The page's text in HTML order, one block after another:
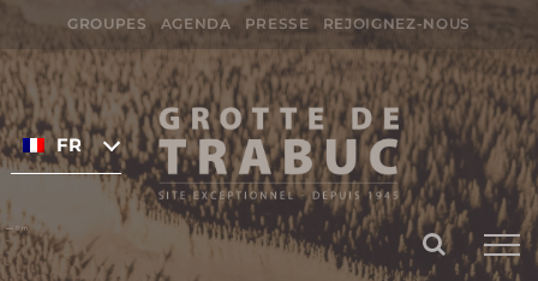
Passer
au
contenu
GROUPES AGENDA PRESSE REJOIGNEZ-NOUS
Rechercher:
FRANÇAIS